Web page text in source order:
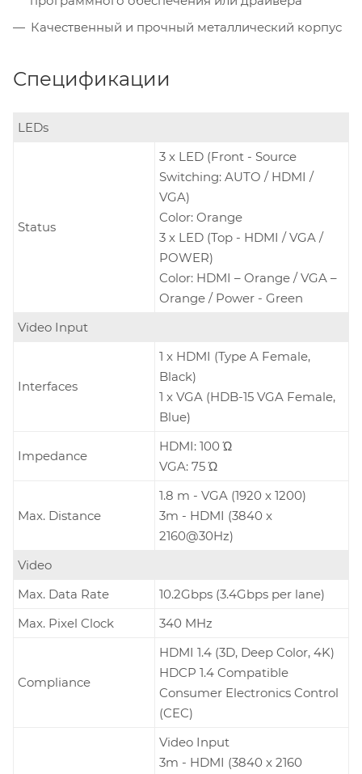
Качественный и прочный металлический корпус
Спецификации
LEDs
Status
3 x LED (Front - Source
Switching: AUTO / HDMI /
VGA)
Color: Orange
3 x LED (Top - HDMI / VGA /
POWER)
Color: HDMI – Orange / VGA –
Orange / Power - Green
Video Input
Interfaces
1 x HDMI (Type A Female,
Black)
1 x VGA (HDB-15 VGA Female,
Blue)
Impedance
HDMI: 100 Ώ
VGA: 75 Ώ
Max. Distance
1.8 m - VGA (1920 x 1200)
3m - HDMI (3840 x
2160@30Hz)
Video
Max. Data Rate
10.2Gbps (3.4Gbps per lane)
Max. Pixel Clock
340 MHz
Compliance
HDMI 1.4 (3D, Deep Color, 4K)
HDCP 1.4 Compatible
Consumer Electronics Control
(CEC)
Video Input
3m - HDMI (3840 x 2160